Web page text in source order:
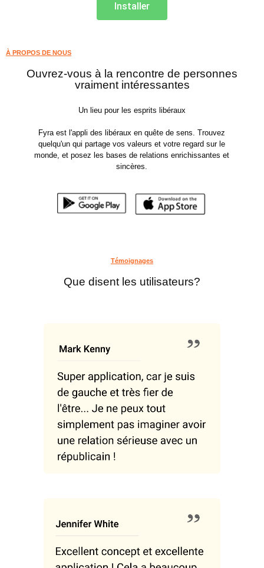
Installer
À PROPOS DE NOUS
Ouvrez-vous à la rencontre de personnes
vraiment intéressantes
Un lieu pour les esprits libéraux
Fyra est l'appli des libéraux en quête de sens. Trouvez
quelqu'un qui partage vos valeurs et votre regard sur le
monde, et posez les bases de relations enrichissantes et
sincères.
Témoignages
Que disent les utilisateurs?